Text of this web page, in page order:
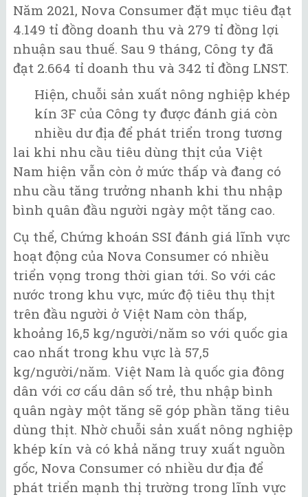
Năm 2021, Nova Consumer đặt mục tiêu đạt
4.149 tỉ đồng doanh thu và 279 tỉ đồng lợi
nhuận sau thuế. Sau 9 tháng, Công ty đã
đạt 2.664 tỉ doanh thu và 342 tỉ đồng LNST.
Hiện, chuỗi sản xuất nông nghiệp khép
kín 3F của Công ty được đánh giá còn
nhiều dư địa để phát triển trong tương
lai khi nhu cầu tiêu dùng thịt của Việt
Nam hiện vẫn còn ở mức thấp và đang có
nhu cầu tăng trưởng nhanh khi thu nhập
bình quân đầu người ngày một tăng cao.
Cụ thể, Chứng khoán SSI đánh giá lĩnh vực
hoạt động của Nova Consumer có nhiều
triển vọng trong thời gian tới. So với các
nước trong khu vực, mức độ tiêu thụ thịt
trên đầu người ở Việt Nam còn thấp,
khoảng 16,5 kg/người/năm so với quốc gia
cao nhất trong khu vực là 57,5
kg/người/năm. Việt Nam là quốc gia đông
dân với cơ cấu dân số trẻ, thu nhập bình
quân ngày một tăng sẽ góp phần tăng tiêu
dùng thịt. Nhờ chuỗi sản xuất nông nghiệp
khép kín và có khả năng truy xuất nguồn
gốc, Nova Consumer có nhiều dư địa để
phát triển mạnh thị trường trong lĩnh vực